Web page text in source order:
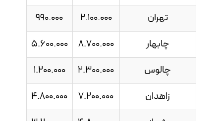
تهران
2.100.000
990.000
چابهار
8.700.000
5.600.000
چالوس
2.300.000
1.200.000
زاهدان
7.200.000
4.800.000